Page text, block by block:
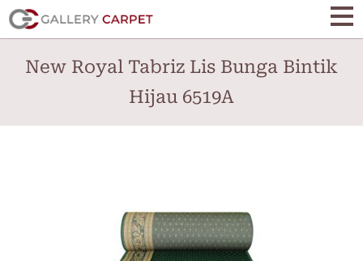
Skip
to
contentNew Royal Tabriz Lis Bunga Bintik
Hijau 6519A